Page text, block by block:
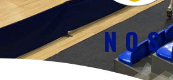
NOS